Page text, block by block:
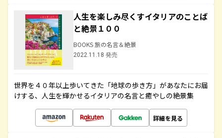
人生を楽しみ尽くすイタリアのことば
と絶景１００
BOOKS 旅の名言＆絶景
2022.11.18 発売
世界を４０年以上歩いてきた「地球の歩き方」があなたにお届
けする、人生を輝かせるイタリアの名言と癒やしの絶景集
詳細を見る